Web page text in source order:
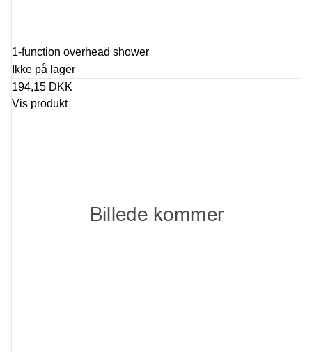
1-function overhead shower
Ikke på lager
194,15 DKK
Vis produkt